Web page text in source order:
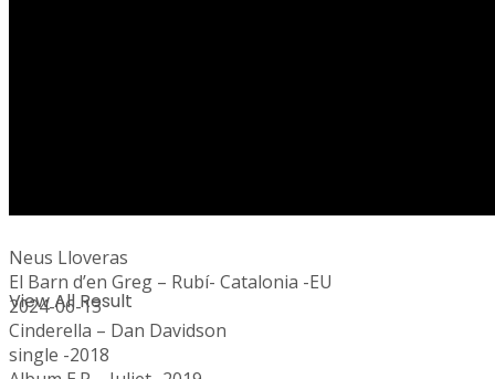
View All Result
Neus Lloveras
El Barn d’en Greg – Rubí- Catalonia -EU
2024-06-13
Cinderella – Dan Davidson
single -2018